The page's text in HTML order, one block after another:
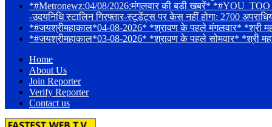
*#Metronewz:04/08/2026:मंगलवार की बड़ी खबरें*
-उदयनिधि स्टालिन गिरफ्तार-स्टूडेंट्स पर केस नहीं होगा: 2700
*#जयश्रीमहाकाल*04-08-2026* *श्रावण के पहले मंगलवार* *श्री
*#जयश्रीमहाकाल*03-08-2026* *श्रावण के पहले सोमवार* *श्री
Home
About Us
Join Reporter
Verify Reporter
Contact us